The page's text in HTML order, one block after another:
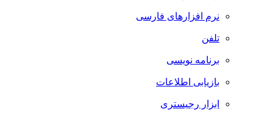
نرم افزارهای فارسی
تلفن
برنامه نویسی
بازیابی اطلاعات
ابزار رجیستری